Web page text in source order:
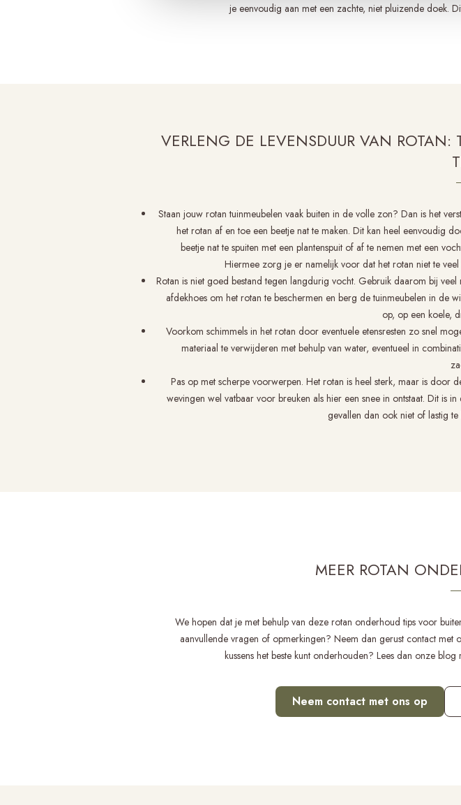
je eenvoudig aan met een zachte, niet pluizende doek.
VERLENG DE LEVENSDUUR VAN ROTAN:
Staan jouw rotan tuinmeubelen vaak buiten in de volle zon? Dan is het
het rotan af en toe een beetje nat te maken. Dit kan heel eenvoudig
beetje nat te spuiten met een plantenspuit of af te nemen met een
Hiermee zorg je er namelijk voor dat het rotan niet te
Rotan is niet goed bestand tegen langdurig vocht. Gebruik daarom bij veel
afdekhoes om het rotan te beschermen en berg de tuinmeubelen in de
op, op een koele,
Voorkom schimmels in het rotan door eventuele etensresten zo snel
materiaal te verwijderen met behulp van water, eventueel in
Pas op met scherpe voorwerpen. Het rotan is heel sterk, maar is door
wevingen wel vatbaar voor breuken als hier een snee in ontstaat. Dit is in
gevallen dan ook niet of lastig te
MEER ROTAN
We hopen dat je met behulp van deze rotan onderhoud tips voor
aanvullende vragen of opmerkingen? Neem dan gerust contact
kussens het beste kunt onderhouden? Lees dan onze
Neem contact met ons op